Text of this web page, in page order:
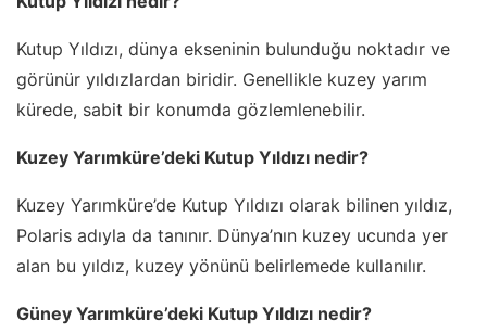
Kutup Yıldızı, dünya ekseninin bulunduğu noktadır ve
görünür yıldızlardan biridir. Genellikle kuzey yarım
kürede, sabit bir konumda gözlemlenebilir.
Kuzey Yarımküre’deki Kutup Yıldızı nedir?
Kuzey Yarımküre’de Kutup Yıldızı olarak bilinen yıldız,
Polaris adıyla da tanınır. Dünya’nın kuzey ucunda yer
alan bu yıldız, kuzey yönünü belirlemede kullanılır.
Güney Yarımküre’deki Kutup Yıldızı nedir?